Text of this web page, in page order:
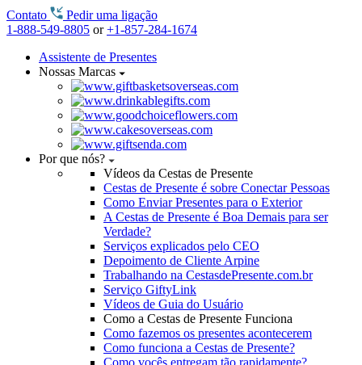
Contato
Pedir uma ligação
1-888-549-8805 or+1-857-284-1674
Assistente de Presentes
Nossas Marcas
Por que nós?
Vídeos da Cestas de Presente
Cestas de Presente é sobre Conectar Pessoas
Como Enviar Presentes para o Exterior
A Cestas de Presente é Boa Demais para ser
Verdade?
Serviços explicados pelo CEO
Depoimento de Cliente Arpine
Trabalhando na CestasdePresente.com.br
Serviço GiftyLink
Vídeos de Guia do Usuário
Como a Cestas de Presente Funciona
Como fazemos os presentes acontecerem
Como funciona a Cestas de Presente?
Como vocês entregam tão rapidamente?